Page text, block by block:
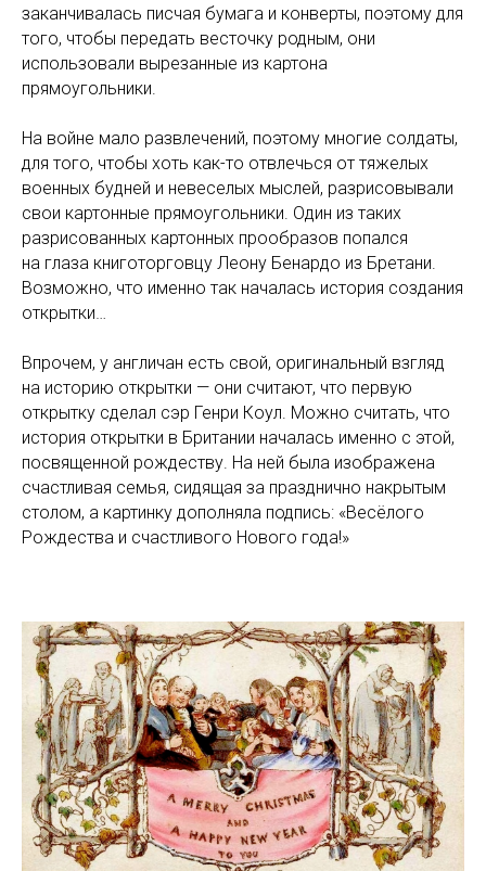
заканчивалась писчая бумага и конверты, поэтому для
того, чтобы передать весточку родным, они
использовали вырезанные из картона
прямоугольники.
На войне мало развлечений, поэтому многие солдаты,
для того, чтобы хоть как-то отвлечься от тяжелых
военных будней и невеселых мыслей, разрисовывали
свои картонные прямоугольники. Один из таких
разрисованных картонных прообразов попался
на глаза книготорговцу Леону Бенардо из Бретани.
Возможно, что именно так началась история создания
открытки…
Впрочем, у англичан есть свой, оригинальный взгляд
на историю открытки — они считают, что первую
открытку сделал сэр Генри Коул. Можно считать, что
история открытки в Британии началась именно с этой,
посвященной рождеству. На ней была изображена
счастливая семья, сидящая за празднично накрытым
столом, а картинку дополняла подпись: «Весёлого
Рождества и счастливого Нового года!»